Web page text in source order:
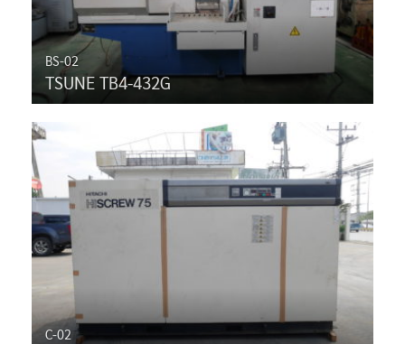
BS-02
TSUNE TB4-432G
C-02